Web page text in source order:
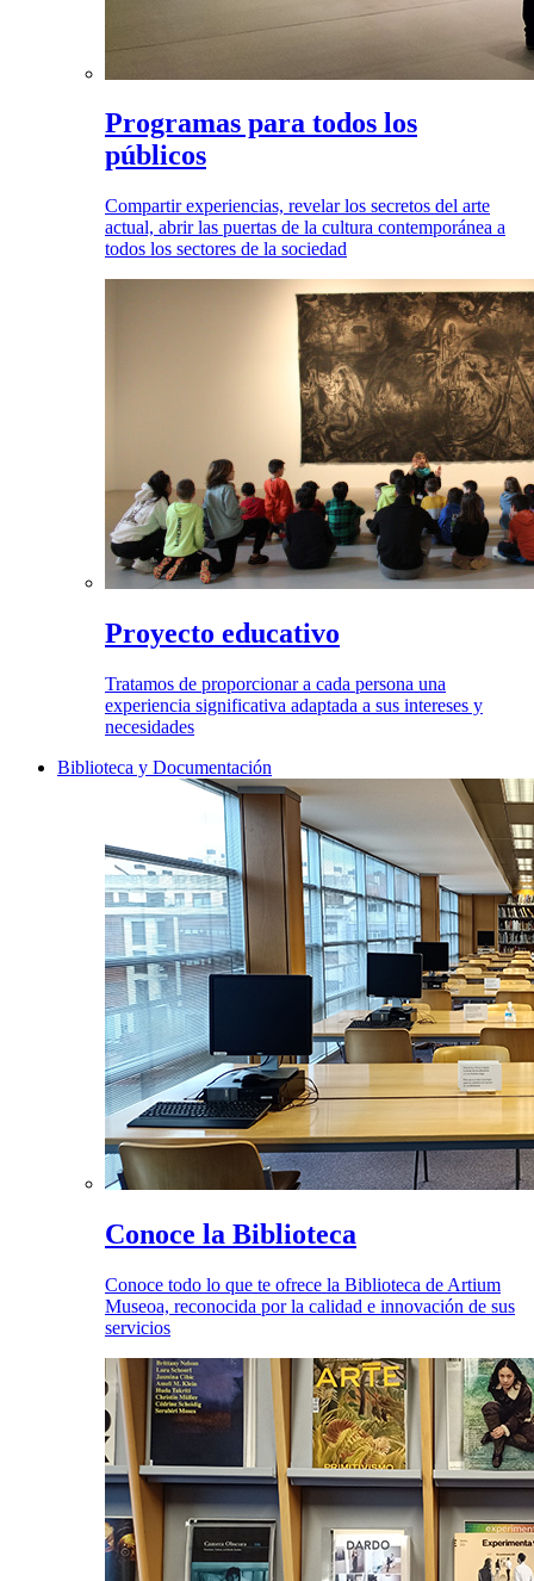
Programas para todos los
públicos
Compartir experiencias, revelar los secretos del arte
actual, abrir las puertas de la cultura contemporánea a
todos los sectores de la sociedad
Proyecto educativo
Tratamos de proporcionar a cada persona una
experiencia significativa adaptada a sus intereses y
necesidades
Biblioteca y Documentación
Conoce la Biblioteca
Conoce todo lo que te ofrece la Biblioteca de Artium
Museoa, reconocida por la calidad e innovación de sus
servicios